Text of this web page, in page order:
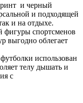
и черный
и подходящей
и на отдыхе.
фигуры спортсменов
выгодно облегает
использован
телу дышать и
с